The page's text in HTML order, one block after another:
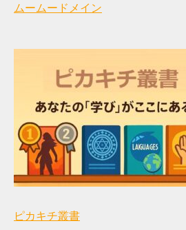
ムームードメイン
ピカキチ叢書